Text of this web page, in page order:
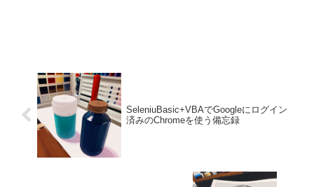
SeleniuBasic+VBAでGoogleにログイン
済みのChromeを使う備忘録